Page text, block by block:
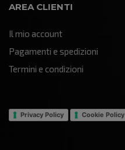
AREA CLIENTI
Il mio account
Pagamenti e spedizioni
Termini e condizioni
Privacy Policy Cookie Policy